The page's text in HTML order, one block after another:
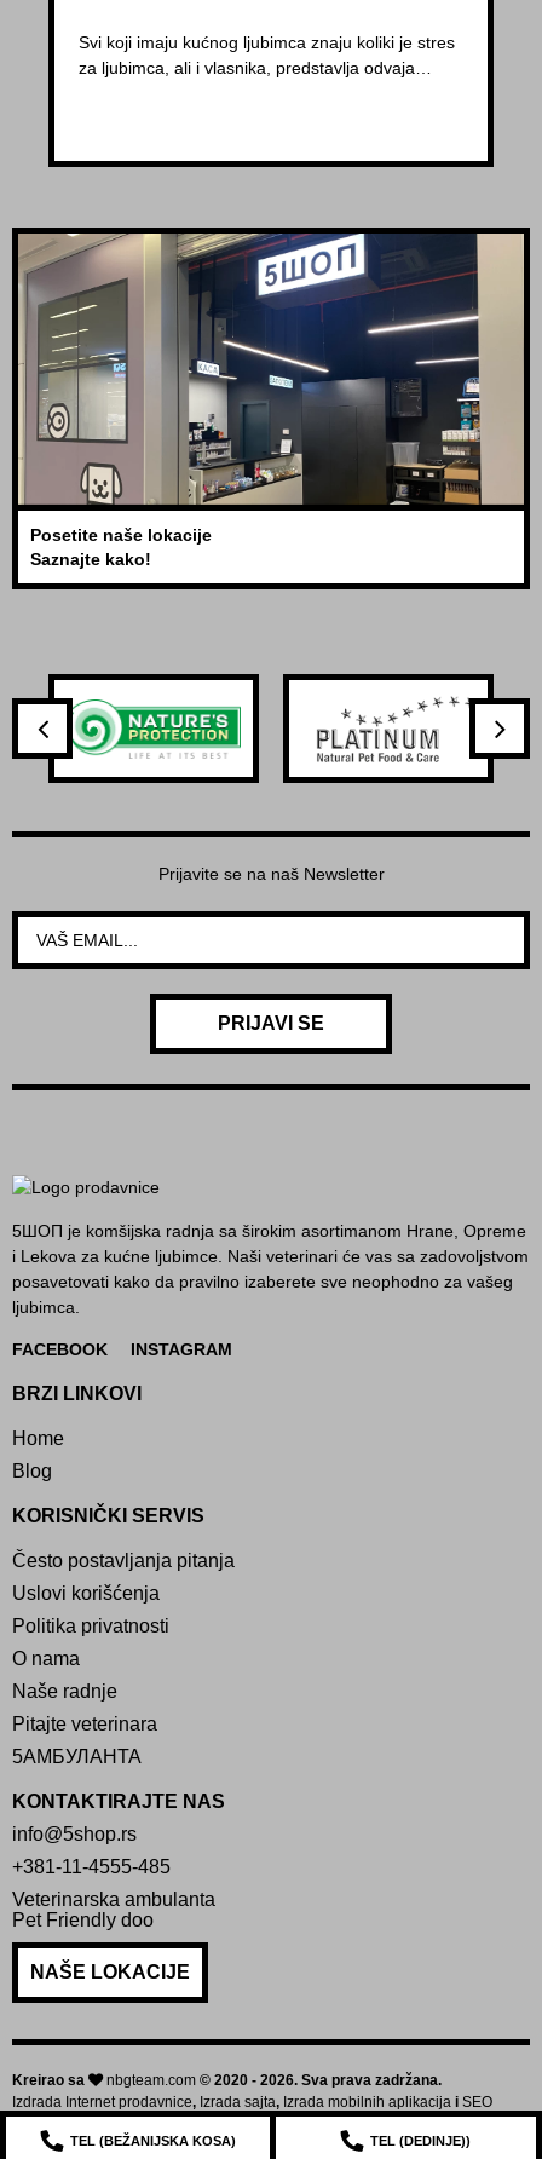
Svi koji imaju kućnog ljubimca znaju koliki je stres
za ljubimca, ali i vlasnika, predstavlja odvaja…
Posetite naše lokacije
Saznajte kako!
Prijavite se na naš Newsletter
PRIJAVI SE
5ШОП je komšijska radnja sa širokim asortimanom Hrane, Opreme
i Lekova za kućne ljubimce. Naši veterinari će vas sa zadovoljstvom
posavetovati kako da pravilno izaberete sve neophodno za vašeg
ljubimca.
FACEBOOK INSTAGRAM
BRZI LINKOVI
Home
Blog
KORISNIČKI SERVIS
Često postavljanja pitanja
Uslovi korišćenja
Politika privatnosti
O nama
Naše radnje
Pitajte veterinara
5АМБУЛАНТА
KONTAKTIRAJTE NAS
info@5shop.rs
+381-11-4555-485
Veterinarska ambulanta
Pet Friendly doo
NAŠE LOKACIJE
Kreirao sa nbgteam.com © 2020 - 2026. Sva prava zadržana.
Izdrada Internet prodavnice, Izrada sajta, Izrada mobilnih aplikacija i SEO
TEL (BEŽANIJSKA KOSA) TEL (DEDINJE))